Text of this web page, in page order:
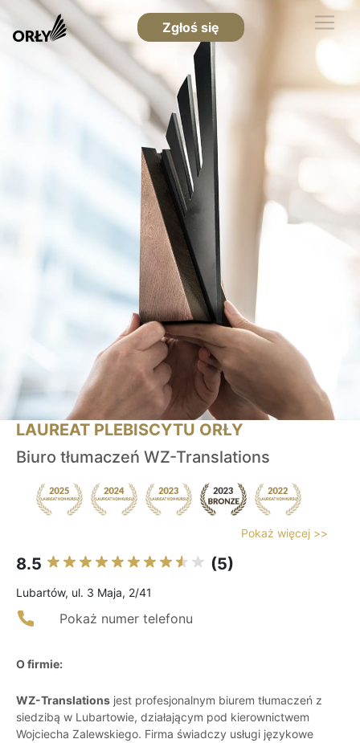
Zgłoś się
LAUREAT PLEBISCYTU ORŁY
Biuro tłumaczeń WZ-Translations
Pokaż więcej >>
8.5 (5)
Lubartów, ul. 3 Maja, 2/41
Pokaż numer telefonu
O firmie:
WZ-Translations jest profesjonalnym biurem tłumaczeń z
siedzibą w Lubartowie, działającym pod kierownictwem
Wojciecha Zalewskiego. Firma świadczy usługi językowe